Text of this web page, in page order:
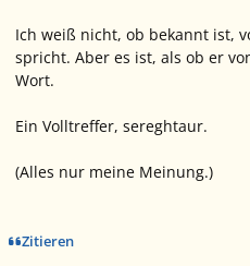
Ich weiß nicht, ob bekannt ist,
spricht. Aber es ist, als ob er
Wort.
Ein Volltreffer, sereghtaur.
(Alles nur meine Meinung.)
Zitieren